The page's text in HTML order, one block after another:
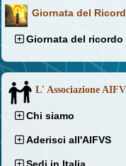
Giornata del
Giornata del ricordo
L' Associazione
Chi siamo
Aderisci all'AIFVS